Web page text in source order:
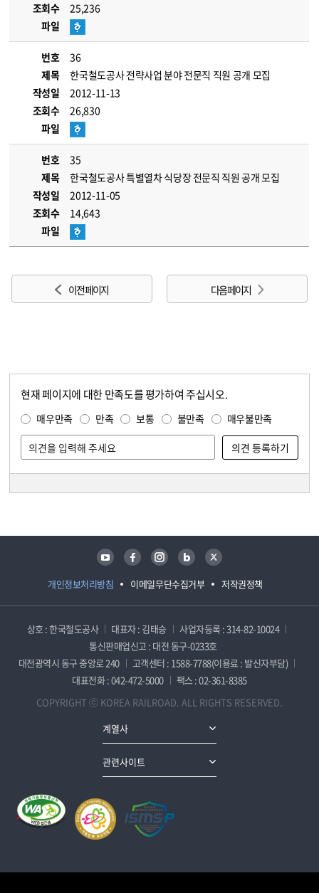
조회수
25,236
파일
번호
36
제목
한국철도공사 전략사업 분야 전문직 직원 공개 모집
작성일
2012-11-13
조회수
26,830
파일
번호
35
제목
한국철도공사 특별열차 식당장 전문직 직원 공개 모집
작성일
2012-11-05
조회수
14,643
파일
이전 페이지 다음 페이지
현재 페이지에 대한 만족도를 평가하여 주십시오.
매우만족 만족 보통 불만족 매우불만족
개인정보처리방침 이메일무단수집거부 저작권정책
유튜브 페이스북 인스타그램 블로그 트위터
상호 : 한국철도공사 대표자 : 김태승
사업자등록 : 314-82-10024
통신판매업신고 : 대전 동구-0233호
대전광역시 동구 중앙로 240
고객센터 : 1588-7788(이용료 : 발신자부담)
대표전화 : 042-472-5000
팩스 : 02-361-8385
COPYRIGHT ⓒ KOREA RAILROAD. ALL RIGHTS RESERVED.
계열사
관련사이트